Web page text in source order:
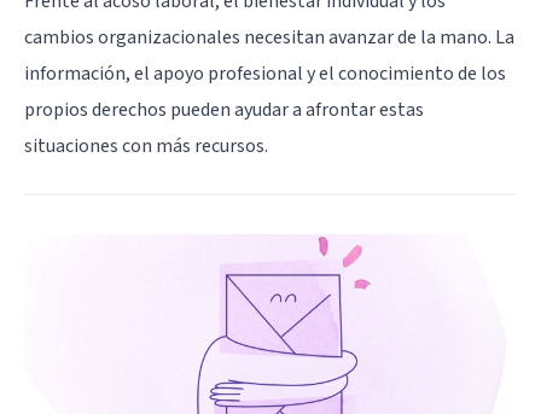
cambios organizacionales necesitan avanzar de la mano. La
información, el apoyo profesional y el conocimiento de los
propios derechos pueden ayudar a afrontar estas
situaciones con más recursos.